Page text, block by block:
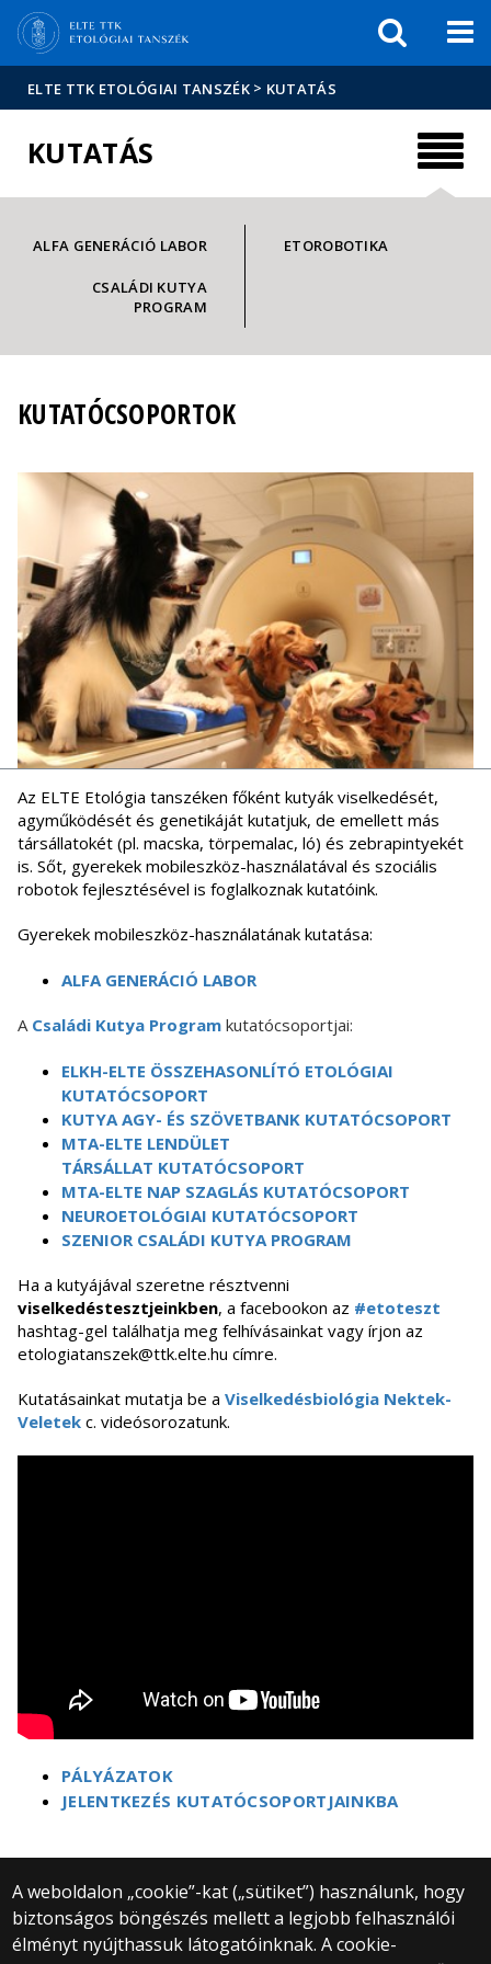
sajtóban
ELTE TTK ETOLÓGIAI TANSZÉK > KUTATÁS
KUTATÁS
ALFA GENERÁCIÓ LABOR
CSALÁDI KUTYA
PROGRAM
ETOROBOTIKA
KUTATÓCSOPORTOK
Az ELTE Etológia tanszéken főként kutyák viselkedését,
agyműködését és genetikáját kutatjuk, de emellett más
társállatokét (pl. macska, törpemalac, ló) és zebrapintyekét
is. Sőt, gyerekek mobileszköz-használatával és szociális
robotok fejlesztésével is foglalkoznak kutatóink.
Gyerekek mobileszköz-használatának kutatása:
ALFA GENERÁCIÓ LABOR
A Családi Kutya Program kutatócsoportjai:
ELKH-ELTE ÖSSZEHASONLÍTÓ ETOLÓGIAI
KUTATÓCSOPORT
KUTYA AGY- ÉS SZÖVETBANK KUTATÓCSOPORT
MTA-ELTE LENDÜLET
TÁRSÁLLAT KUTATÓCSOPORT
MTA-ELTE NAP SZAGLÁS KUTATÓCSOPORT
NEUROETOLÓGIAI KUTATÓCSOPORT
SZENIOR CSALÁDI KUTYA PROGRAM
Ha a kutyájával szeretne résztvenni
viselkedéstesztjeinkben, a facebookon az #etoteszt
hashtag-gel találhatja meg felhívásainkat vagy írjon az
etologiatanszek@ttk.elte.hu címre.
Kutatásainkat mutatja be a Viselkedésbiológia Nektek-
Veletek c. videósorozatunk.
PÁLYÁZATOK
JELENTKEZÉS KUTATÓCSOPORTJAINKBA
A weboldalon „cookie”-kat („sütiket”) használunk, hogy
biztonságos böngészés mellett a legjobb felhasználói
élményt nyújthassuk látogatóinknak. A cookie-
© 2025 Eötvös Loránd Tudományegyetem
Minden jog fenntartva.